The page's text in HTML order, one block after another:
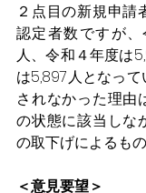
２点目の新規申請
認定者数ですが
人、令和４年度は
は5,897人となっ
されなかった理由
の状態に該当しな
の取下げによるも
＜意見要望＞